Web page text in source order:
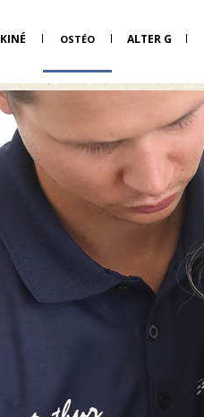
KINÉ OSTÉO ALTER G